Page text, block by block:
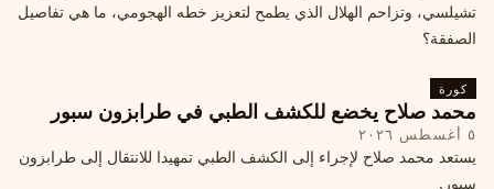
تشيلسي، وتزاحم الهلال الذي يطمح لتعزيز خطه الهجومي، ما هي تفاصيل
الصفقة؟
كورة
محمد صلاح يخضع للكشف الطبي في طرابزون سبور
٥ أغسطس ٢٠٢٦
يستعد محمد صلاح لإجراء إلى الكشف الطبي تمهيدا للانتقال إلى طرابزون
سبور.